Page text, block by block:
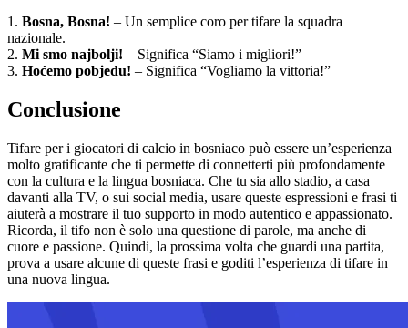
1. Bosna, Bosna! – Un semplice coro per tifare la squadra
nazionale.
2. Mi smo najbolji! – Significa “Siamo i migliori!”
3. Hoćemo pobjedu! – Significa “Vogliamo la vittoria!”
Conclusione
Tifare per i giocatori di calcio in bosniaco può essere un’esperienza
molto gratificante che ti permette di connetterti più profondamente
con la cultura e la lingua bosniaca. Che tu sia allo stadio, a casa
davanti alla TV, o sui social media, usare queste espressioni e frasi ti
aiuterà a mostrare il tuo supporto in modo autentico e appassionato.
Ricorda, il tifo non è solo una questione di parole, ma anche di
cuore e passione. Quindi, la prossima volta che guardi una partita,
prova a usare alcune di queste frasi e goditi l’esperienza di tifare in
una nuova lingua.